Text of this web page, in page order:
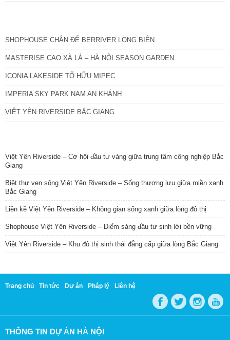
SHOPHOUSE CHÂN ĐẾ BERRIVER LONG BIÊN
MASTERISE CAO XÀ LÁ – HÀ NỘI SEASON GARDEN
ICONIA LAKESIDE TỐ HỮU MIPEC
IMPERIA SKY PARK NAM AN KHÁNH
VIỆT YÊN RIVERSIDE BẮC GIANG
Việt Yên Riverside – Cơ hội đầu tư vàng giữa trung tâm công nghiệp Bắc
Giang
Biệt thự ven sông Việt Yên Riverside – Sống thượng lưu giữa miền xanh
Bắc Giang
Liền kề Việt Yên Riverside – Không gian sống xanh giữa lòng đô thị
Shophouse Việt Yên Riverside – Điểm sáng đầu tư sinh lời bền vững
Việt Yên Riverside – Khu đô thị sinh thái đẳng cấp giữa lòng Bắc Giang
Trang chủ Tin tức Dự án Pháp lý Liên hệ
THÔNG TIN DỰ ÁN HÀ NỘI